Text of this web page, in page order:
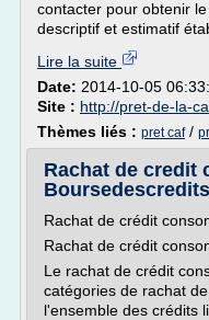
contacter pour obtenir
descriptif et estimatif
Lire la suite
Date: 2014-10-05
Site : http://pret-de-la-
Thèmes liés : pret caf/
Rachat de credit
Boursedescredits
Rachat de crédit
Rachat de crédit
Le rachat de crédit
catégories de rachat
l'ensemble des crédits